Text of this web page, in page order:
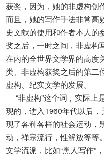
获奖，因为，她的非虚构创
而且，她的写作手法非常高
史文献的使用和作者本人的
奖之后，一时之间，非虚构
在内的全世界文学界的高度
类、非虚构获奖之后的第二
虚构、纪实文学的发展。
“非虚构”这个词，实际上
现的，进入1960年代以后
现了各种各样的社会运动，
动，禅宗流行，性解放等等
文学流派，比如“黑人写作”